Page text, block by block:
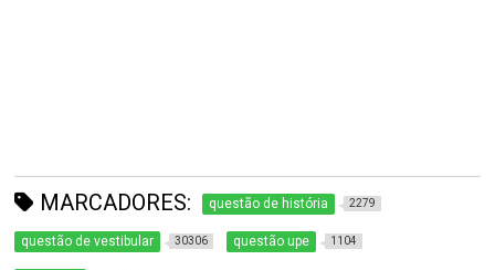
MARCADORES: questão de história 2279
questão de vestibular 30306 questão upe 1104